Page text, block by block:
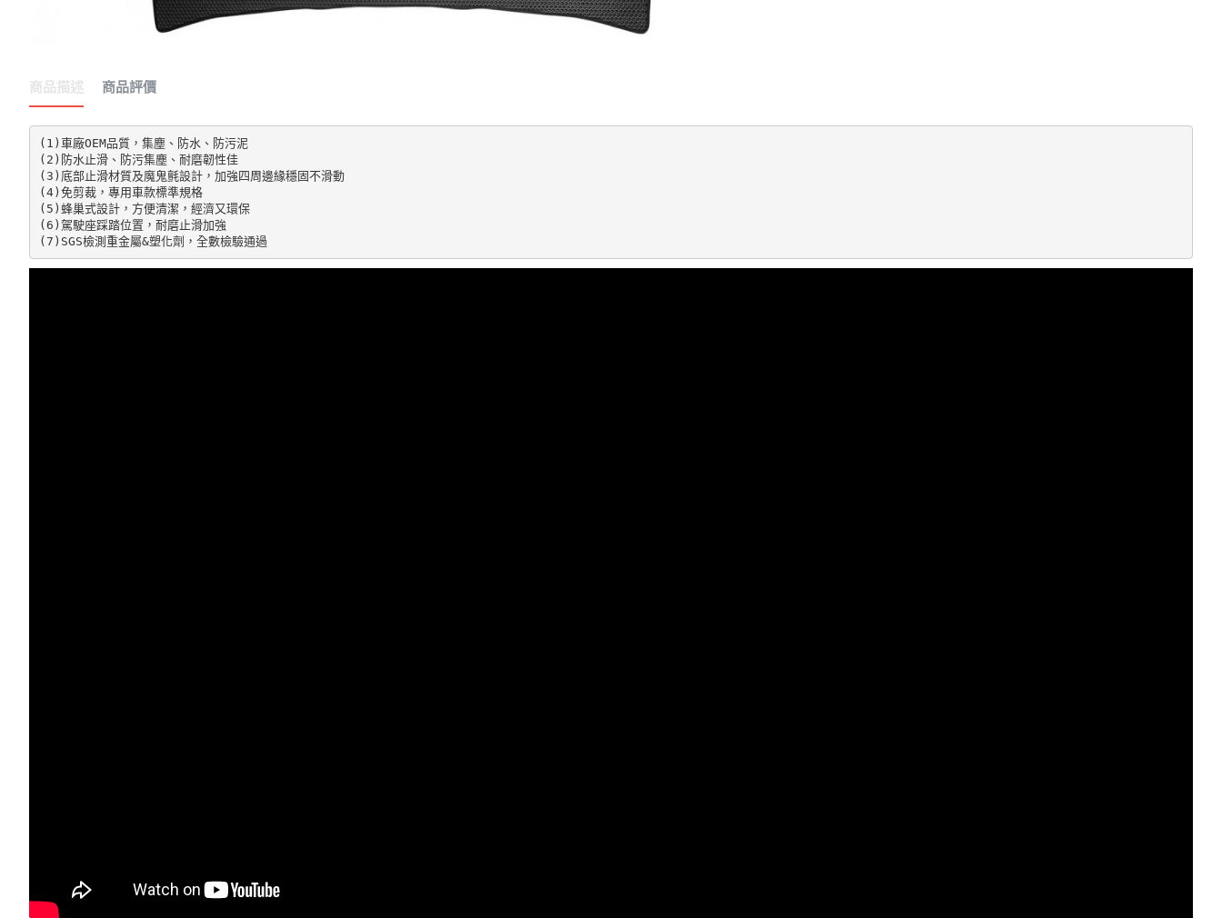
商品描述 商品評價
(1)車廠OEM品質，集塵、防水、防污泥
(2)防水止滑、防污集塵、耐磨韌性佳
(3)底部止滑材質及魔鬼氈設計，加強四周邊緣穩固不滑動
(4)免剪裁，專用車款標準規格
(5)蜂巢式設計，方便清潔，經濟又環保
(6)駕駛座踩踏位置，耐磨止滑加強
(7)SGS檢測重金屬&塑化劑，全數檢驗通過